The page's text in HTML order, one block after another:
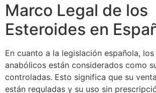
Marco Legal de los
Esteroides en
En cuanto a la legislación española,
anabólicos están considerados como
controladas. Esto significa que su
están reguladas y su uso sin